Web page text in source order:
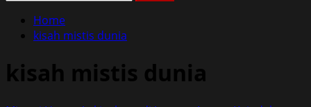
Home
kisah mistis dunia
kisah mistis dunia